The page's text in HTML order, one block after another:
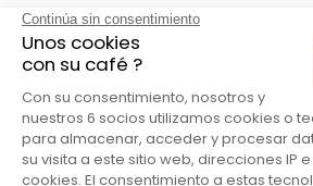
MARCA
COLOR
DETALLE